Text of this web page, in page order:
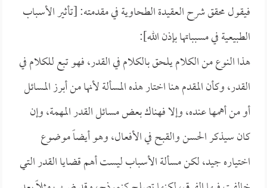
فيقول محقق شرح العقيدة الطحاوية في مقدمته: [تأثير الأسباب
الطبيعية في مسبباتها بإذن الله]:
هذا النوع من الكلام يلحق بالكلام في القدر، فهو تبع للكلام في
القدر، وكأن المقدم هنا اختار هذه المسألة لأنها من أبرز المسائل
أو من أهمها عنده، وإلا فهناك بعض مسائل القدر المهمة، وإن
كان سيذكر الحسن والقبح في الأفعال، وهو أيضاً موضوع
اختياره جيد، لكن مسألة الأسباب ليست أهم قضايا القدر التي